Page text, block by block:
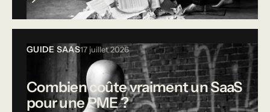
GUIDE SAAS17 juillet 2026
Combien coûte vraiment un SaaS
pour une PME ?